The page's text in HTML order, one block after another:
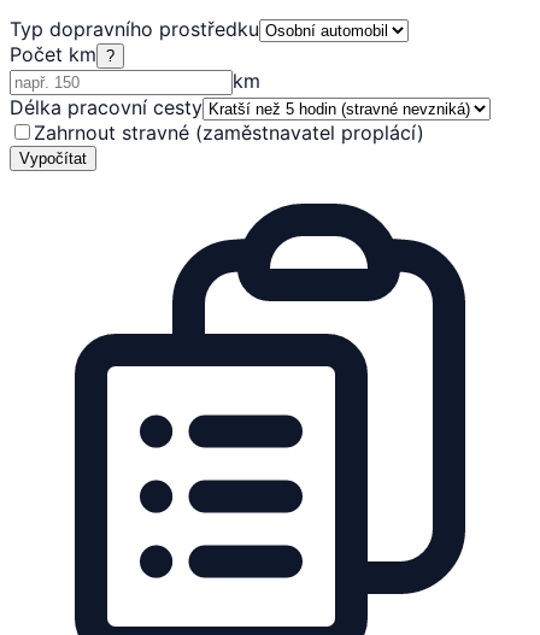
Typ dopravního prostředku
Počet km ?
km
Délka pracovní cesty
Zahrnout stravné (zaměstnavatel proplácí)
Vypočítat